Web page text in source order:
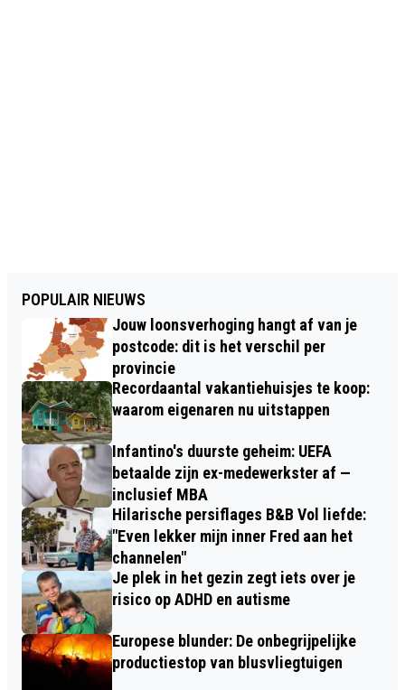
POPULAIR NIEUWS
Jouw loonsverhoging hangt af van je
postcode: dit is het verschil per
provincie
Recordaantal vakantiehuisjes te koop:
waarom eigenaren nu uitstappen
Infantino's duurste geheim: UEFA
betaalde zijn ex-medewerkster af —
inclusief MBA
Hilarische persiflages B&B Vol liefde:
"Even lekker mijn inner Fred aan het
channelen"
Je plek in het gezin zegt iets over je
risico op ADHD en autisme
Europese blunder: De onbegrijpelijke
productiestop van blusvliegtuigen